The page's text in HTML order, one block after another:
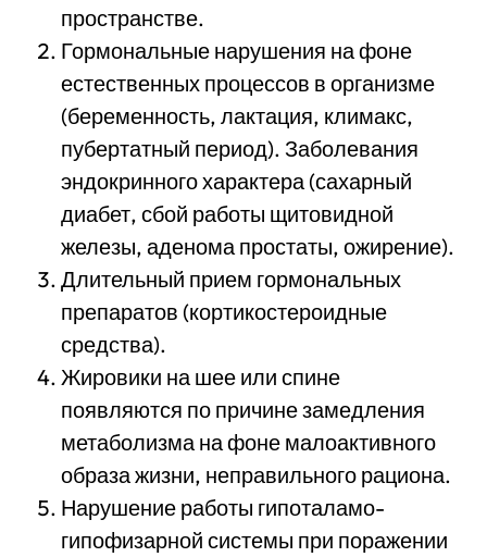
пространстве.
Гормональные нарушения на фоне
естественных процессов в организме
(беременность, лактация, климакс,
пубертатный период). Заболевания
эндокринного характера (сахарный
диабет, сбой работы щитовидной
железы, аденома простаты, ожирение).
Длительный прием гормональных
препаратов (кортикостероидные
средства).
Жировики на шее или спине
появляются по причине замедления
метаболизма на фоне малоактивного
образа жизни, неправильного рациона.
Нарушение работы гипоталамо-
гипофизарной системы при поражении